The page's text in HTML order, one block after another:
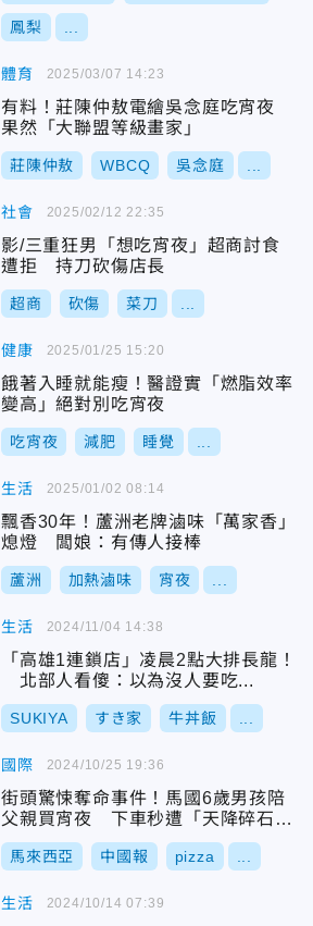
鳳梨
體育
有料！莊陳仲敖電繪吳念庭吃宵夜
果然「大聯盟等級畫家」
莊陳仲敖 WBCQ 吳念庭
2025/03/07 14:23
社會
影/三重狂男「想吃宵夜」超商討食
遭拒 持刀砍傷店長
超商 砍傷 菜刀
2025/02/12 22:35
健康
餓著入睡就能瘦！醫證實「燃脂效率
變高」絕對別吃宵夜
吃宵夜 減肥 睡覺
2025/01/25 15:20
生活
飄香30年！蘆洲老牌滷味「萬家香」
熄燈 闆娘：有傳人接棒
蘆洲 加熱滷味 宵夜
2025/01/02 08:14
生活
「高雄1連鎖店」凌晨2點大排長龍！
北部人看傻：以為沒人要吃...
SUKIYA すき家 牛丼飯
2024/11/04 14:38
國際
街頭驚悚奪命事件！馬國6歲男孩陪
父親買宵夜 下車秒遭「天降碎石」
重擊身亡
馬來西亞 中國報 pizza
2024/10/25 19:36
生活 2024/10/14 07:39